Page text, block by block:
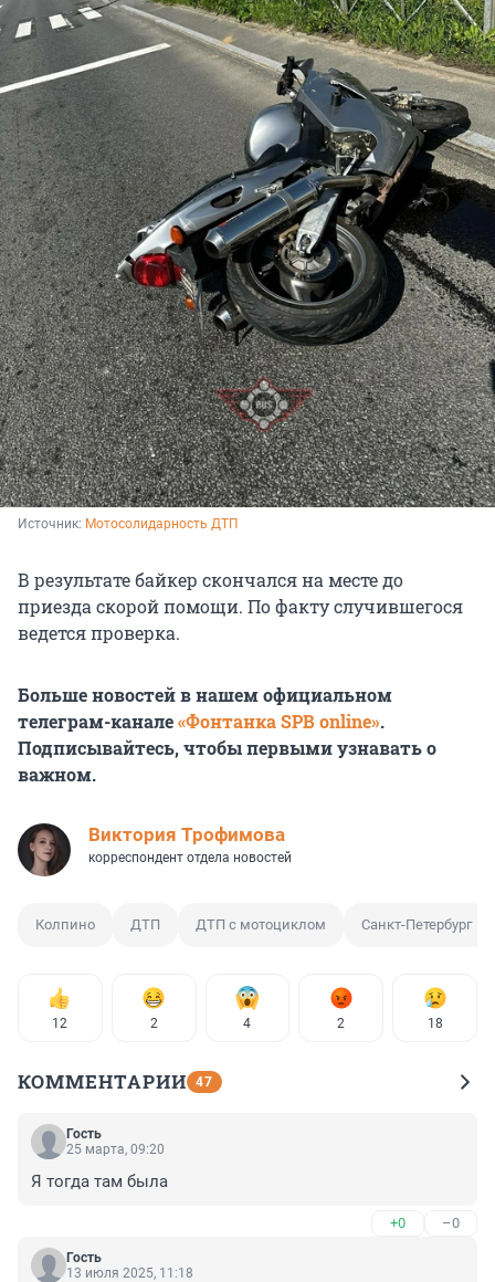
Источник: Мотосолидарность ДТП
В результате байкер скончался на месте до
приезда скорой помощи. По факту случившегося
ведется проверка.
Больше новостей в нашем официальном
телеграм-канале«Фонтанка SPB online».
Подписывайтесь, чтобы первыми узнавать о
важном.
Виктория Трофимова
корреспондент отдела новостей
Колпино ДТП ДТП с мотоциклом Санкт-Петербург
12 2 4 2 18
КОММЕНТАРИИ 47
Гость
25 марта, 09:20
Я тогда там была
+0 –0
Гость
13 июля 2025, 11:18